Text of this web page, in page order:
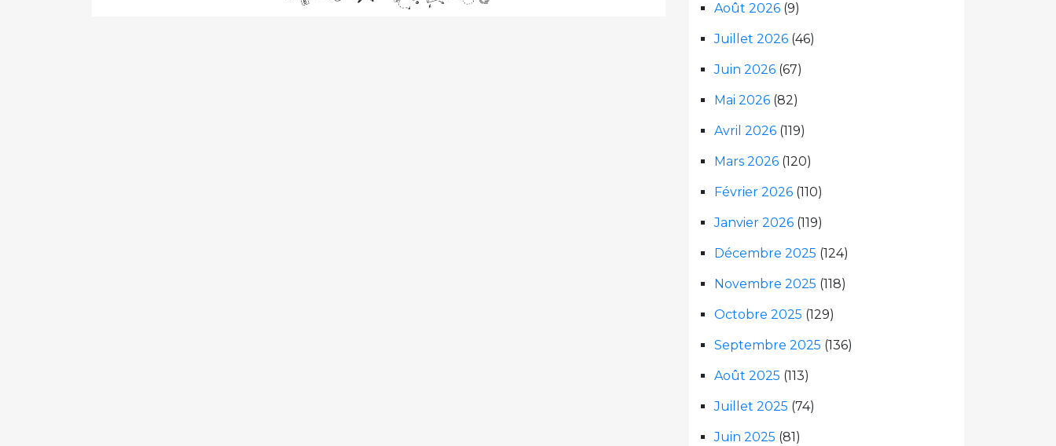
Août 2026 (9)
Juillet 2026 (46)
Juin 2026 (67)
Mai 2026 (82)
Avril 2026 (119)
Mars 2026 (120)
Février 2026 (110)
Janvier 2026 (119)
Décembre 2025 (124)
Novembre 2025 (118)
Octobre 2025 (129)
Septembre 2025 (136)
Août 2025 (113)
Juillet 2025 (74)
Juin 2025 (81)